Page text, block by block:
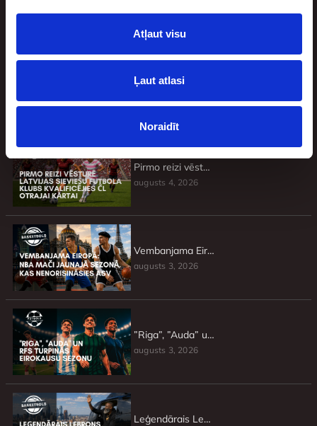
Atļaut visu
Ļaut atlasi
Noraidīt
Pirmo reizi vēsturē Latvijas sieviešu futbola klubs kvalificējies ČL otrajai kārtai
augusts 4, 2026
Vembanjama Eiropā: NBA mači jaunajā sezonā, kas nenorisināsies ASV
augusts 3, 2026
”Riga”, ”Auda” un RFS turpinās Eirokausu sezonu
augusts 3, 2026
Leģendārais Lebrons Džeimss karjeru turpinās Filadelfijas ”76ers” rindās